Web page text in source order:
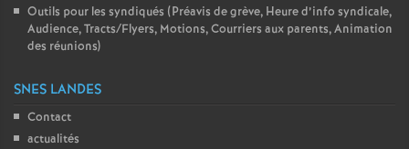
Outils pour les syndiqués (Préavis de grève, Heure d’info syndicale,
Audience, Tracts/Flyers, Motions, Courriers aux parents, Animation
des réunions)
SNES LANDES
Contact
actualités